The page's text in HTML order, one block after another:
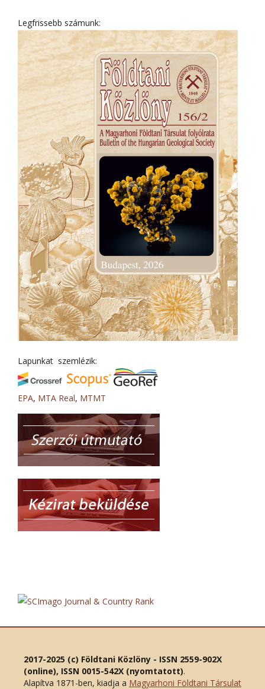
Legfrissebb számunk:
Lapunkat szemlézik:
EPA, MTA Real, MTMT
2017-2025 (c) Földtani Közlöny - ISSN 2559-902X
(online), ISSN 0015-542X (nyomtatott).
Alapítva 1871-ben, kiadja a Magyarhoni Földtani Társulat